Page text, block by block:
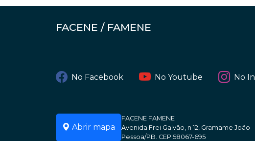
FACENE / FAMENE
No Facebook No Youtube No
Abrir mapa
FACENE FAMENE
Avenida Frei Galvão, n 12, Gramame João
Pessoa/PB. CEP:58067-695